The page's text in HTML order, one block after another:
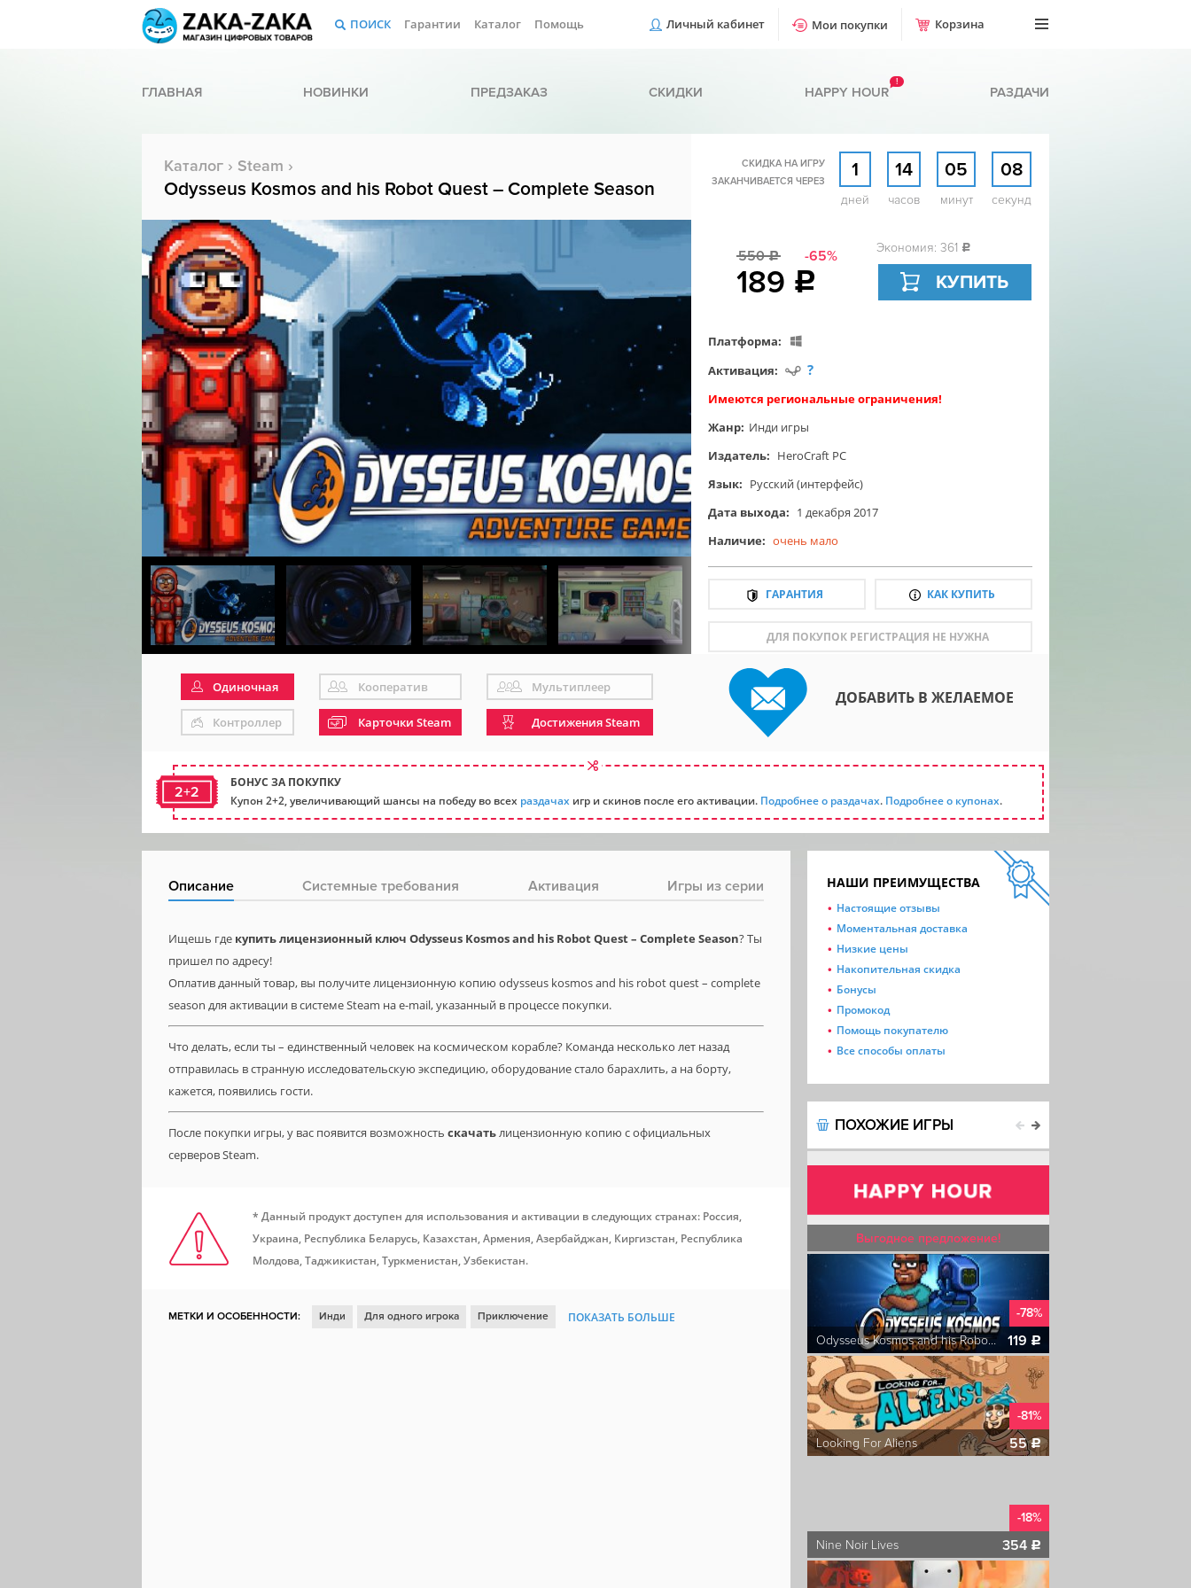
ПОИСК Гарантии Каталог Помощь Личный кабинет Мои покупки Корзина
ГЛАВНАЯ НОВИНКИ ПРЕДЗАКАЗ СКИДКИ HAPPY HOUR
!
РАЗДАЧИ
Каталог › Steam ›
Odysseus Kosmos and his Robot Quest – Complete Season
СКИДКА НА ИГРУ
ЗАКАНЧИВАЕТСЯ ЧЕРЕЗ
1
дней
14
часов
05
минут
07
секунд
550c -65%
189 c
Экономия: 361 c
КУПИТЬ
Платформа:
Активация:
?
Имеются региональные ограничения!
Жанр: Инди игры
Издатель: HeroCraft PC
Язык: Русский (интерфейс)
Дата выхода: 1 декабря 2017
Наличие: очень мало
ГАРАНТИЯ КАК КУПИТЬ
ДЛЯ ПОКУПОК РЕГИСТРАЦИЯ НЕ НУЖНА
Одиночная Кооператив Мультиплеер
Контроллер Карточки Steam Достижения Steam
ДОБАВИТЬ В ЖЕЛАЕМОЕ
2+2
БОНУС ЗА ПОКУПКУ
Купон 2+2, увеличивающий шансы на победу во всех раздачах игр и скинов после его активации. Подробнее о раздачах. Подробнее о купонах.
Описание Системные требования Активация Игры из серии
Ищешь где купить лицензионный ключ Odysseus Kosmos and his Robot Quest – Complete Season? Ты
пришел по адресу!
Оплатив данный товар, вы получите лицензионную копию odysseus kosmos and his robot quest – complete
season для активации в системе Steam на e-mail, указанный в процессе покупки.
Что делать, если ты – единственный человек на космическом корабле? Команда несколько лет назад
отправилась в странную исследовательскую экспедицию, оборудование стало барахлить, а на борту,
кажется, появились гости.
После покупки игры, у вас появится возможность скачатьлицензионную копию с официальных
серверов Steam.
* Данный продукт доступен для использования и активации в следующих странах: Россия,
Украина, Республика Беларусь, Казахстан, Армения, Азербайджан, Киргизстан, Республика
Молдова, Таджикистан, Туркменистан, Узбекистан.
МЕТКИ И ОСОБЕННОСТИ: Инди Для одного игрока Приключение ПОКАЗАТЬ БОЛЬШЕ
НАШИ ПРЕИМУЩЕСТВА
Настоящие отзывы
Моментальная доставка
Низкие цены
Накопительная скидка
Бонусы
Промокод
Помощь покупателю
Все способы оплаты
ПОХОЖИЕ ИГРЫ
Выгодное предложение!
-78%
Odysseus Kosmos and his Robot Quest: Adventure Game
119 c
-81%
Looking For Aliens
55c
-18%
Nine Noir Lives
354 c